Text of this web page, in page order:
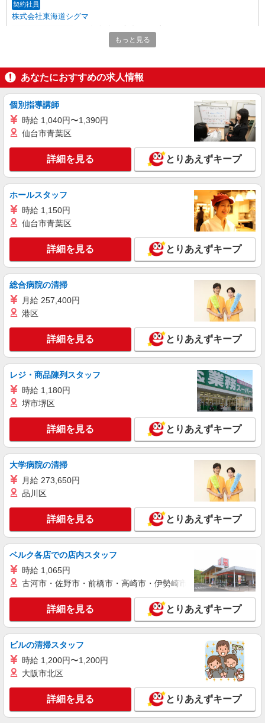
契約社員
株式会社東海道シグマ
総合病院医療事務・受付
月給168300円 （月稼働時間/153時間相当分）
担ですが補助があります
静岡県浜松市中央区住吉
キープ 詳細を見る
契約社員
株式会社東海道シグマ
健診センター計測・バリウム対応など
時給1,100円 交通費（通勤手当）規定支給（片
道2キロ以上）
キープ 詳細を見る
株式会社東海道シグマ
医療事務（診療報酬請求・医師や看護師との連
年俸3500000円 交通費（通勤手当）規定支給
※毎月分割支給
キープ 詳細を見る
派遣社員
株式会社東海道シグマ
医療事務（診断書の作成補助や診療記録の代行
時給1155円
静岡県浜松市中央区富塚町
キープ 詳細を見る
派遣社員
総合病院での会計入力・受付対応
時給1170円 ★交通費支給あり（規定あり） ★
駐車場代は自己負担ですが補助があります
静岡県浜松市中央区
キープ 詳細を見る
株式会社東海道シグマ
総合病院外来受付
時給1100円 交通費支給あり（規定あり） ※駐
車場代は自己負担ですが補助があります
キープ 詳細を見る
もっと見る
あなたにおすすめの求人情報
個別指導講師
時給 1,040円〜1,390円
仙台市青葉区
詳細を見る とりあえずキープ
ホールスタッフ
時給 1,150円
仙台市青葉区
詳細を見る とりあえずキープ
総合病院の清掃
月給 257,400円
港区
詳細を見る とりあえずキープ
レジ・商品陳列スタッフ
時給 1,180円
堺市堺区
詳細を見る とりあえずキープ
大学病院の清掃
月給 273,650円
品川区
詳細を見る とりあえずキープ
ベルク各店での店内スタッフ
時給 1,065円
古河市・佐野市・前橋市・高崎市・伊勢崎市・太田市・館林市
詳細を見る とりあえずキープ
ビルの清掃スタッフ
時給 1,200円〜1,200円
大阪市北区
詳細を見る とりあえずキープ